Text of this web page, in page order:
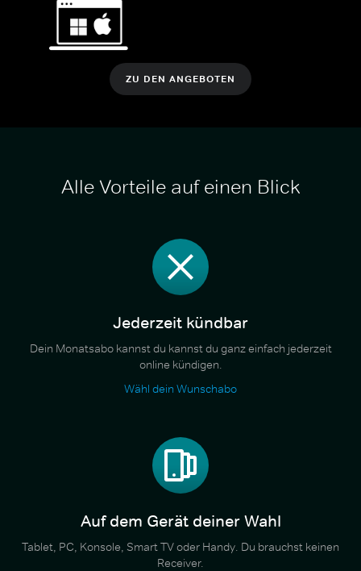
ZU DEN ANGEBOTEN
Alle Vorteile auf einen Blick
Jederzeit kündbar
Dein Monatsabo kannst du kannst du ganz einfach jederzeit
online kündigen.
Wähl dein Wunschabo
Auf dem Gerät deiner Wahl
Tablet, PC, Konsole, Smart TV oder Handy. Du brauchst keinen
Receiver.